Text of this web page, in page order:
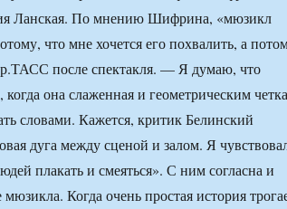
Ланская. По мнению Шифрина, «мюзикл
что мне хочется его похвалить, а
после спектакля. — Я думаю, что
она слаженная и геометрическим
словами. Кажется, критик Белинский
дуга между сценой и залом. Я
плакать и смеяться». С ним согласна и
Когда очень простая история